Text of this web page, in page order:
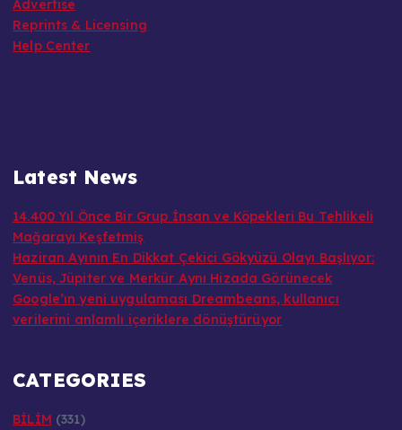
Advertise
Reprints & Licensing
Help Center
Latest News
14.400 Yıl Önce Bir Grup İnsan ve Köpekleri Bu Tehlikeli
Mağarayı Keşfetmiş
Haziran Ayının En Dikkat Çekici Gökyüzü Olayı Başlıyor:
Venüs, Jüpiter ve Merkür Aynı Hizada Görünecek
Google’ın yeni uygulaması Dreambeans, kullanıcı
verilerini anlamlı içeriklere dönüştürüyor
CATEGORIES
BİLİM (331)